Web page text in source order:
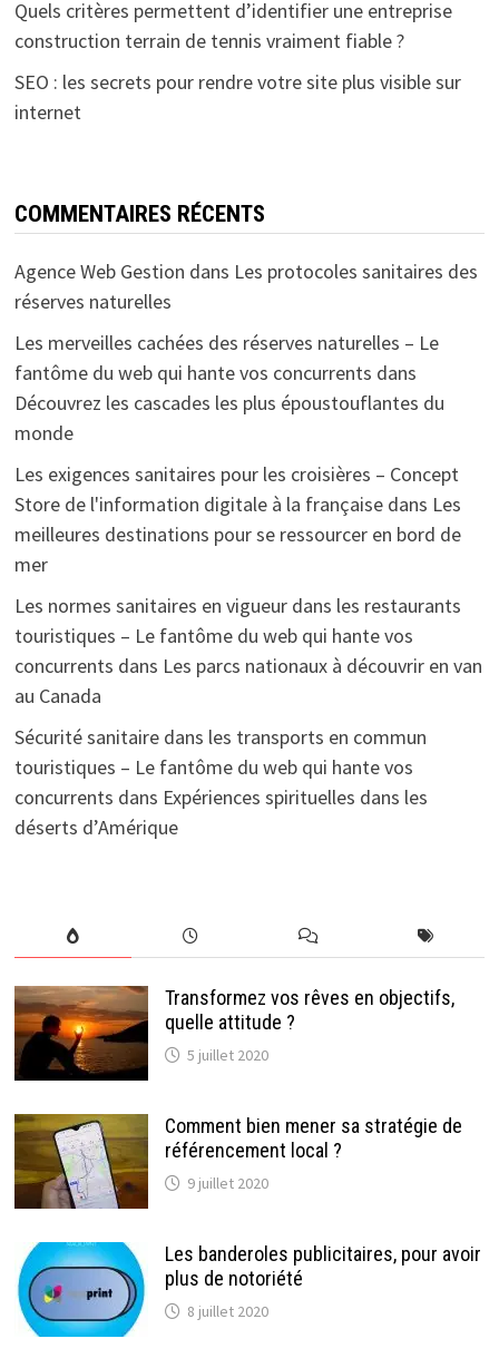
Quels critères permettent d’identifier une entreprise
construction terrain de tennis vraiment fiable ?
SEO : les secrets pour rendre votre site plus visible sur
internet
COMMENTAIRES RÉCENTS
Agence Web Gestion dans Les protocoles sanitaires des
réserves naturelles
Les merveilles cachées des réserves naturelles – Le
fantôme du web qui hante vos concurrents dans
Découvrez les cascades les plus époustouflantes du
monde
Les exigences sanitaires pour les croisières – Concept
Store de l'information digitale à la françaisedans Les
meilleures destinations pour se ressourcer en bord de
mer
Les normes sanitaires en vigueur dans les restaurants
touristiques – Le fantôme du web qui hante vos
concurrents dans Les parcs nationaux à découvrir en van
au Canada
Sécurité sanitaire dans les transports en commun
touristiques – Le fantôme du web qui hante vos
concurrents dans Expériences spirituelles dans les
déserts d’Amérique
Transformez vos rêves en objectifs,
quelle attitude ?
5 juillet 2020
Comment bien mener sa stratégie de
référencement local ?
9 juillet 2020
Les banderoles publicitaires, pour avoir
plus de notoriété
8 juillet 2020